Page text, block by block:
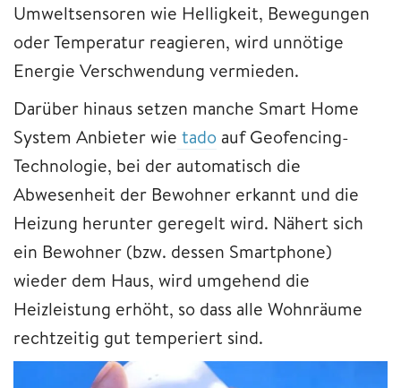
Umweltsensoren wie Helligkeit, Bewegungen
oder Temperatur reagieren, wird unnötige
Energie Verschwendung vermieden.
Darüber hinaus setzen manche Smart Home
System Anbieter wie tado auf Geofencing-
Technologie, bei der automatisch die
Abwesenheit der Bewohner erkannt und die
Heizung herunter geregelt wird. Nähert sich
ein Bewohner (bzw. dessen Smartphone)
wieder dem Haus, wird umgehend die
Heizleistung erhöht, so dass alle Wohnräume
rechtzeitig gut temperiert sind.